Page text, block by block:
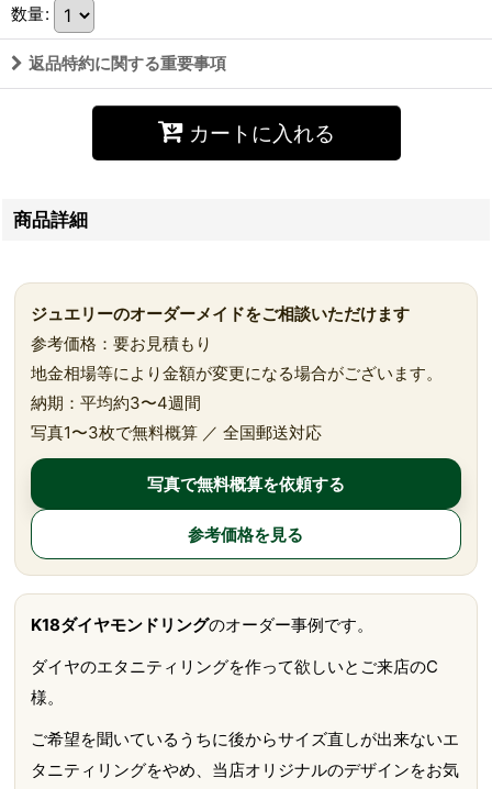
数量:
返品特約に関する重要事項
カートに入れる
商品詳細
ジュエリーのオーダーメイドをご相談いただけます
参考価格：要お見積もり
地金相場等により金額が変更になる場合がございます。
納期：平均約3〜4週間
写真1〜3枚で無料概算 ／ 全国郵送対応
写真で無料概算を依頼する
参考価格を見る
K18ダイヤモンドリングのオーダー事例です。
ダイヤのエタニティリングを作って欲しいとご来店のC
様。
ご希望を聞いているうちに後からサイズ直しが出来ないエ
タニティリングをやめ、当店オリジナルのデザインをお気